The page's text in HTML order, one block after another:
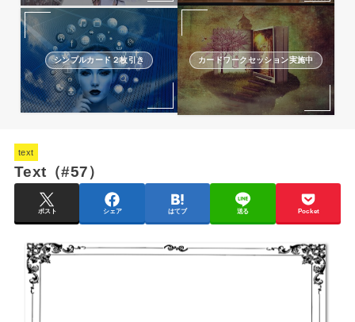
シンプルカード２枚引き カードワークセッション実施中
text
Text（#57）
ポスト シェア はてブ 送る Pocket